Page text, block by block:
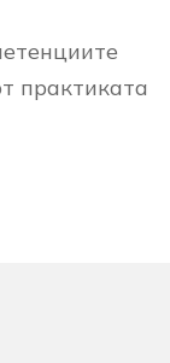
практиката